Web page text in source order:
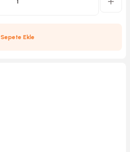
Sepete Ekle